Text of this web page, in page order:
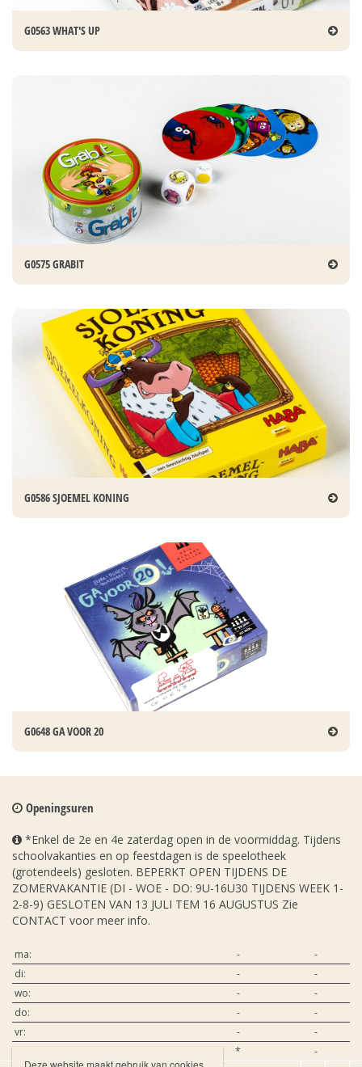
G0563 WHAT'S UP
G0575 GRABIT
G0586 SJOEMEL KONING
G0648 GA VOOR 20
Openingsuren
*Enkel de 2e en 4e zaterdag open in de voormiddag. Tijdens
schoolvakanties en op feestdagen is de speelotheek
(grotendeels) gesloten. BEPERKT OPEN TIJDENS DE
ZOMERVAKANTIE (DI - WOE - DO: 9U-16U30 TIJDENS WEEK 1-
2-8-9) GESLOTEN VAN 13 JULI TEM 16 AUGUSTUS Zie
CONTACT voor meer info.
ma: -
-
di:
-
-
wo:
-
-
do:
-
-
vr:
-
-
*
-
Deze website maakt gebruik van cookies.